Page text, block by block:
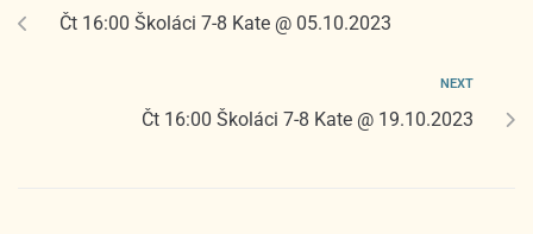
Čt 16:00 Školáci 7-8 Kate @ 05.10.2023
NEXT
Čt 16:00 Školáci 7-8 Kate @ 19.10.2023